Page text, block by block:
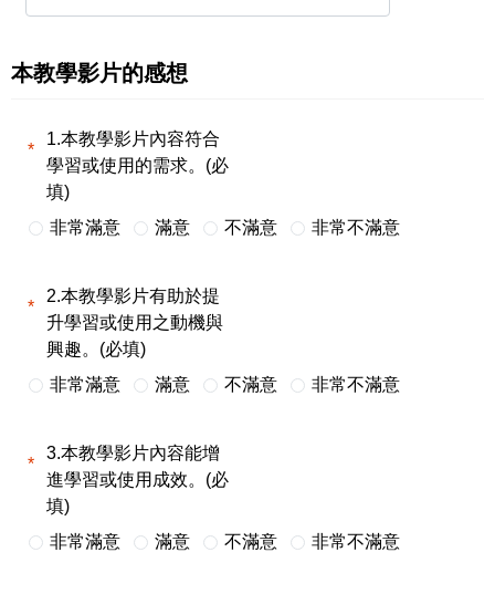
本教學影片的感想
1.本教學影片內容符合
學習或使用的需求。(必
填)
非常滿意
滿意 不滿意 非常不滿意
2.本教學影片有助於提
升學習或使用之動機與
興趣。(必填)
非常滿意
滿意 不滿意 非常不滿意
3.本教學影片內容能增
進學習或使用成效。(必
填)
非常滿意
滿意 不滿意 非常不滿意